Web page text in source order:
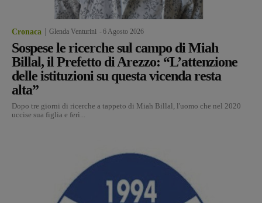
Cronaca Glenda Venturini 6 Agosto 2026
Sospese le ricerche sul campo di Miah
Billal, il Prefetto di Arezzo: “L’attenzione
delle istituzioni su questa vicenda resta
alta”
Dopo tre giorni di ricerche a tappeto di Miah Billal, l'uomo che nel 2020
uccise sua figlia e ferì...